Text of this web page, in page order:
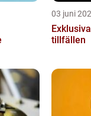
03 juni
tillfällen